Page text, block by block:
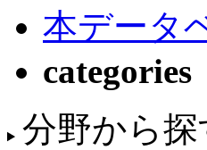
本データ
categories
分野から探